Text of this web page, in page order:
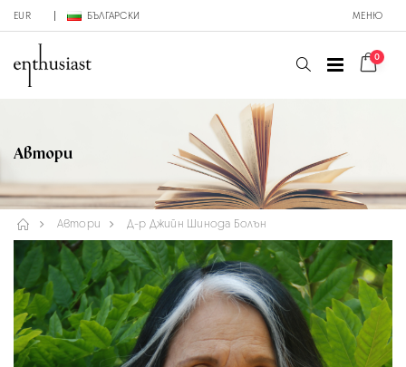
EUR БЪЛГАРСКИ МЕНЮ
0
Автори
Автори Д-р Джийн Шинода Болън